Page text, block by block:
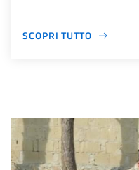
SCOPRI TUTTO